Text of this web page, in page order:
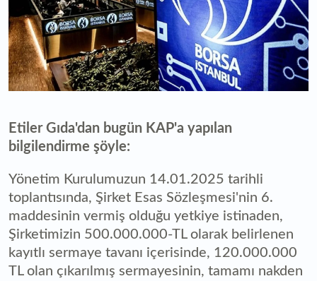
Etiler Gıda'dan bugün KAP'a yapılan
bilgilendirme şöyle:
Yönetim Kurulumuzun 14.01.2025 tarihli
toplantısında, Şirket Esas Sözleşmesi'nin 6.
maddesinin vermiş olduğu yetkiye istinaden,
Şirketimizin 500.000.000-TL olarak belirlenen
kayıtlı sermaye tavanı içerisinde, 120.000.000
TL olan çıkarılmış sermayesinin, tamamı nakden